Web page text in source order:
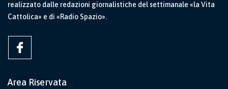
realizzato dalle redazioni giornalistiche del settimanale «la Vita
Cattolica» e di «Radio Spazio».
Area Riservata